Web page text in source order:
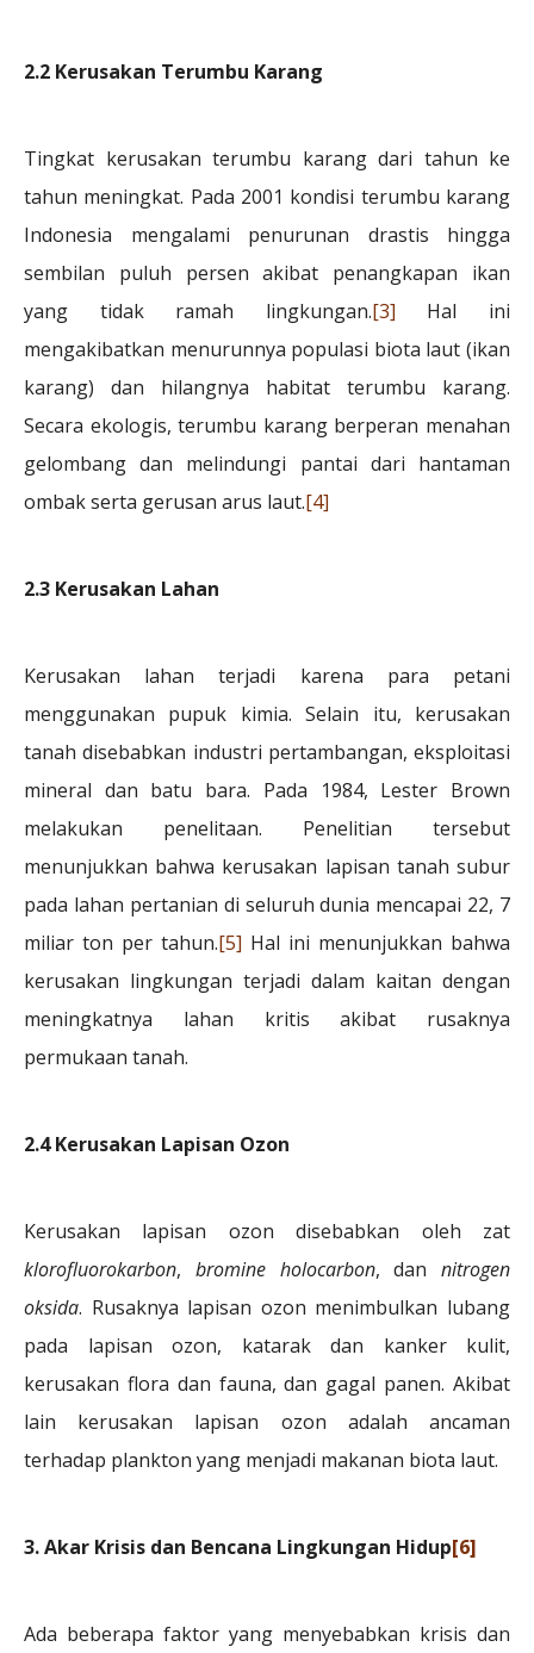
2.2 Kerusakan Terumbu Karang
Tingkat kerusakan terumbu karang dari tahun ke
tahun meningkat. Pada 2001 kondisi terumbu karang
Indonesia mengalami penurunan drastis hingga
sembilan puluh persen akibat penangkapan ikan
yang tidak ramah lingkungan.[3] Hal ini
mengakibatkan menurunnya populasi biota laut (ikan
karang) dan hilangnya habitat terumbu karang.
Secara ekologis, terumbu karang berperan menahan
gelombang dan melindungi pantai dari hantaman
ombak serta gerusan arus laut.[4]
2.3 Kerusakan Lahan
Kerusakan lahan terjadi karena para petani
menggunakan pupuk kimia. Selain itu, kerusakan
tanah disebabkan industri pertambangan, eksploitasi
mineral dan batu bara. Pada 1984, Lester Brown
melakukan penelitaan. Penelitian tersebut
menunjukkan bahwa kerusakan lapisan tanah subur
pada lahan pertanian di seluruh dunia mencapai 22, 7
miliar ton per tahun.[5] Hal ini menunjukkan bahwa
kerusakan lingkungan terjadi dalam kaitan dengan
meningkatnya lahan kritis akibat rusaknya
permukaan tanah.
2.4 Kerusakan Lapisan Ozon
Kerusakan lapisan ozon disebabkan oleh zat
klorofluorokarbon, bromine holocarbon, dan nitrogen
oksida. Rusaknya lapisan ozon menimbulkan lubang
pada lapisan ozon, katarak dan kanker kulit,
kerusakan flora dan fauna, dan gagal panen. Akibat
lain kerusakan lapisan ozon adalah ancaman
terhadap plankton yang menjadi makanan biota laut.
3. Akar Krisis dan Bencana Lingkungan Hidup[6]
Ada beberapa faktor yang menyebabkan krisis dan